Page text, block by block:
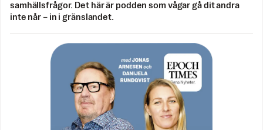
samhällsfrågor. Det här är podden som vågar gå dit andra
inte når – in i gränslandet.